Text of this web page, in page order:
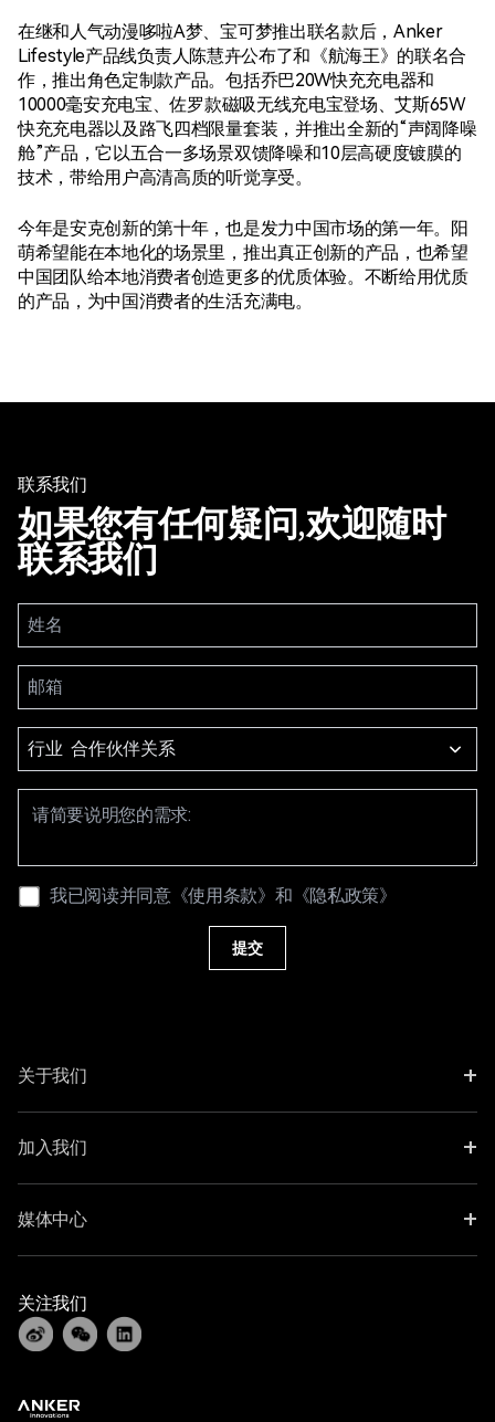
在继和人气动漫哆啦A梦、宝可梦推出联名款后，Anker
Lifestyle产品线负责人陈慧卉公布了和《航海王》的联名合
作，推出角色定制款产品。包括乔巴20W快充充电器和
10000毫安充电宝、佐罗款磁吸无线充电宝登场、艾斯65W
快充充电器以及路飞四档限量套装，并推出全新的“声阔降噪
舱”产品，它以五合一多场景双馈降噪和10层高硬度镀膜的
技术，带给用户高清高质的听觉享受。
今年是安克创新的第十年，也是发力中国市场的第一年。阳
萌希望能在本地化的场景里，推出真正创新的产品，也希望
中国团队给本地消费者创造更多的优质体验。不断给用优质
的产品，为中国消费者的生活充满电。
联系我们
如果您有任何疑问,欢迎随时
联系我们
行业
我已阅读并同意《使用条款》 和 《隐私政策》
提交
关于我们 +
加入我们 +
媒体中心 +
关注我们